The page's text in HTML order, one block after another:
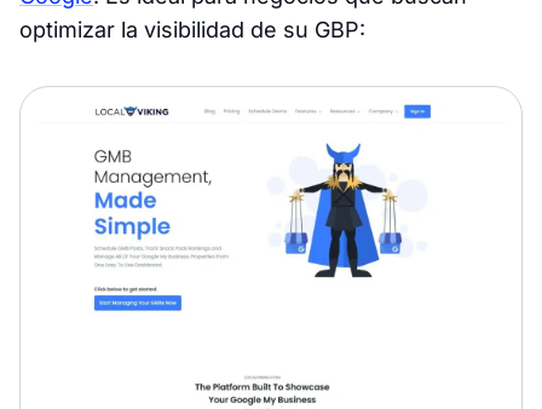
optimizar la visibilidad de su GBP: